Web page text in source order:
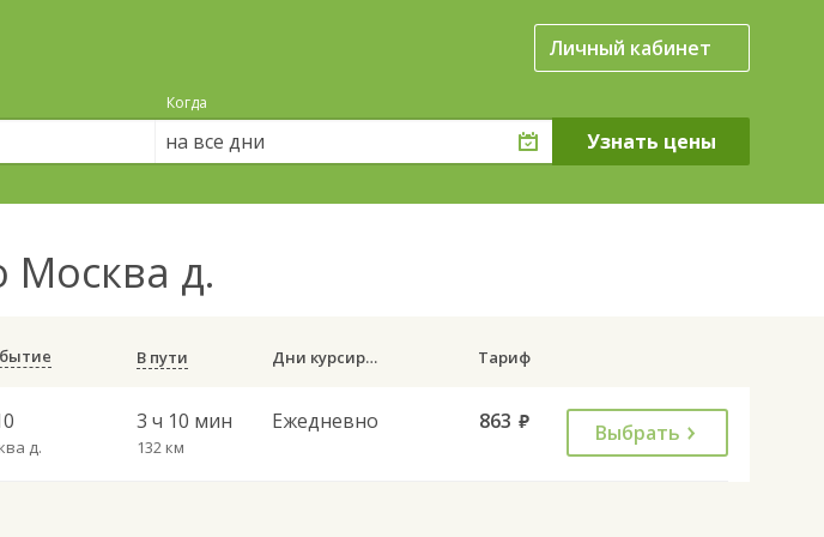
Личный кабинет
Когда
на все дни
Москва д.
В пути Дни курсирования Тариф
д.
3 ч 10 мин
132 км
Ежедневно 863 руб. Выбрать